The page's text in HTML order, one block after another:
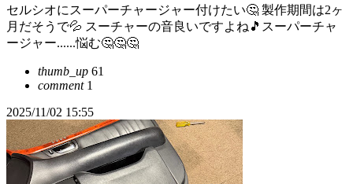
セルシオにスーパーチャージャー付けたい🤔 製作期間は2ヶ
月だそうで💦 スーチャーの音良いですよね🎵スーパーチャ
ージャー......悩む🤔🤔🤔
thumb_up 61
comment1
2025/11/02 15:55